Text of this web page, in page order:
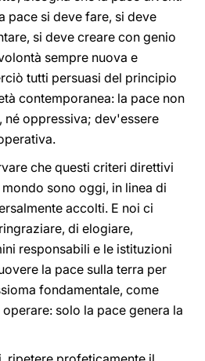
pace si deve fare, si deve
si deve creare con genio
sempre nuova e
tutti persuasi del principio
contemporanea: la pace non
né oppressiva; dev'essere
che questi criteri direttivi
sono oggi, in linea di
accolti. E noi ci
di elogiare,
responsabili e le istituzioni
la pace sulla terra per
fondamentale, come
solo la pace genera la